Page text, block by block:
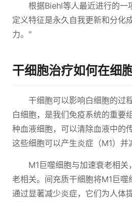
根据Biehl等人最近进行的一
定义特征是永久自我更新和分化
力。"
干细胞治疗如何在细
干细胞可以影响白细胞的过
白细胞，是我们免疫系统的重要
种血液细胞，可以清除血液中的
这些细胞可以产生炎症（M1）并
M1巨噬细胞与加速衰老相
老相关。间充质干细胞将M1巨噬
通过显著减少炎症，它们为人体